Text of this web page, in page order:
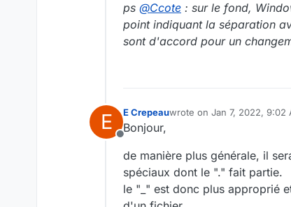
ps @Ccote : sur le fond,
point indiquant la séparation
sont d'accord pour un
E
Offline
E Crepeauwrote on Jan 7, 2022, 9:02
last edited by
Bonjour,
de manière plus générale, il
spéciaux dont le "." fait partie.
le "_" est donc plus approprié